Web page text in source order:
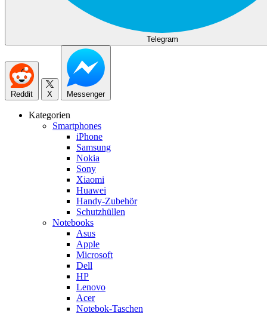
Telegram
Reddit X Messenger
Kategorien
Smartphones
iPhone
Samsung
Nokia
Sony
Xiaomi
Huawei
Handy-Zubehör
Schutzhüllen
Notebooks
Asus
Apple
Microsoft
Dell
HP
Lenovo
Acer
Notebok-Taschen